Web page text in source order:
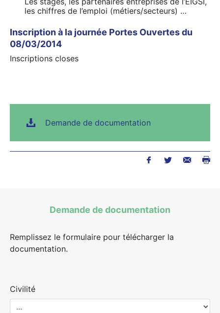
les chiffres de l’emploi (métiers/secteurs) …
Inscription à la journée Portes Ouvertes du
08/03/2014
Inscriptions closes
Demande de documentation
Demande de documentation
Remplissez le formulaire pour télécharger la
documentation.
Civilité